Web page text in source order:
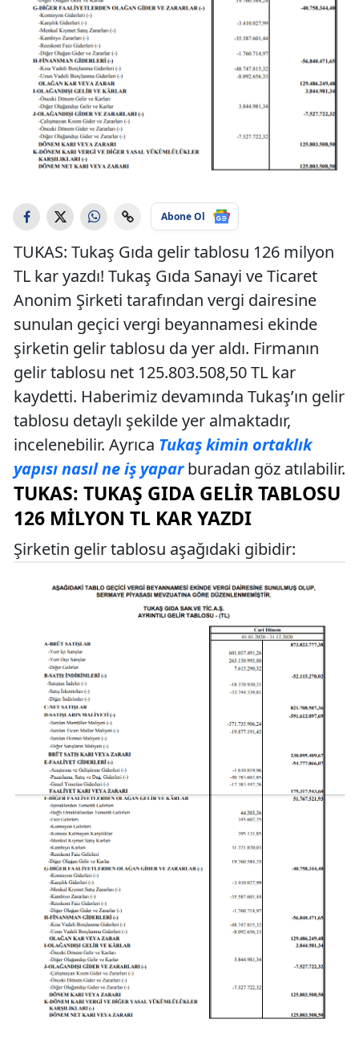
Abone Ol
TUKAS: Tukaş Gıda gelir tablosu 126 milyon
TL kar yazdı! Tukaş Gıda Sanayi ve Ticaret
Anonim Şirketi tarafından vergi dairesine
sunulan geçici vergi beyannamesi ekinde
şirketin gelir tablosu da yer aldı. Firmanın
gelir tablosu net 125.803.508,50 TL kar
kaydetti. Haberimiz devamında Tukaş’ın gelir
tablosu detaylı şekilde yer almaktadır,
incelenebilir. Ayrıca Tukaş kimin ortaklık
yapısı nasıl ne iş yaparburadan göz atılabilir.
TUKAS: TUKAŞ GIDA GELIR TABLOSU
126 MILYON TL KAR YAZDI
Şirketin gelir tablosu aşağıdaki gibidir: